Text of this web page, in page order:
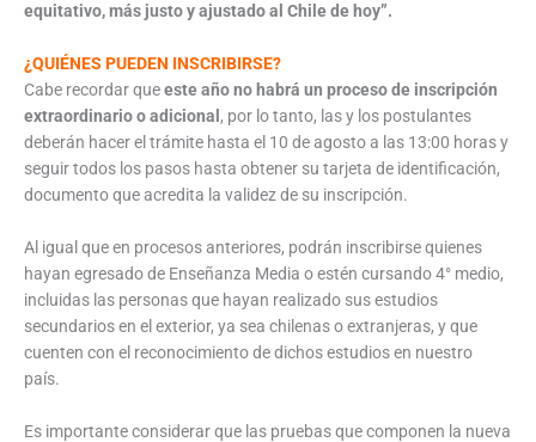
equitativo, más justo y ajustado al Chile de hoy”.
¿QUIÉNES PUEDEN INSCRIBIRSE?
Cabe recordar queeste año no habrá un proceso de inscripción
extraordinario o adicional , por lo tanto, las y los postulantes
deberán hacer el trámite hasta el 10 de agosto a las 13:00 horas y
seguir todos los pasos hasta obtener su tarjeta de identificación,
documento que acredita la validez de su inscripción.
Al igual que en procesos anteriores, podrán inscribirse quienes
hayan egresado de Enseñanza Media o estén cursando 4° medio,
incluidas las personas que hayan realizado sus estudios
secundarios en el exterior, ya sea chilenas o extranjeras, y que
cuenten con el reconocimiento de dichos estudios en nuestro
país.
Es importante considerar que las pruebas que componen la nueva